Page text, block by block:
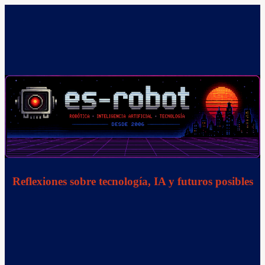
Reflexiones sobre tecnología, IA y futuros posibles